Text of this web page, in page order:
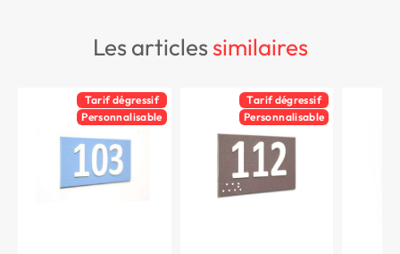
les articlessimilaires
Tarif dégressif
Personnalisable
Tarif dégressif
Personnalisable